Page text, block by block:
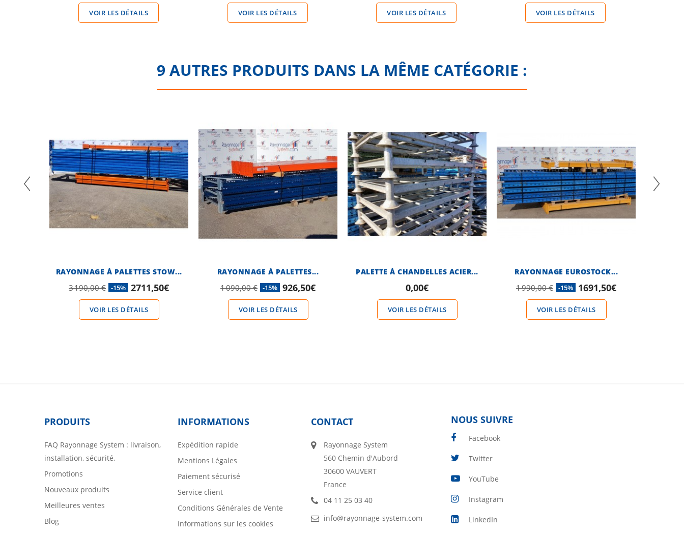
VOIR LES DÉTAILS VOIR LES DÉTAILS VOIR LES DÉTAILS VOIR LES DÉTAILS
9 AUTRES PRODUITS DANS LA MÊME CATÉGORIE :
RAYONNAGE À PALETTES STOW...
3 190,00 € -15% 2711,50€
VOIR LES DÉTAILS
RAYONNAGE À PALETTES...
1 090,00 € -15% 926,50€
VOIR LES DÉTAILS
PALETTE À CHANDELLES ACIER...
0,00€
VOIR LES DÉTAILS
RAYONNAGE EUROSTOCK...
1 990,00 € -15% 1691,50€
VOIR LES DÉTAILS
PRODUITS
FAQ Rayonnage System : livraison,
installation, sécurité,
Promotions
Nouveaux produits
Meilleures ventes
Blog
INFORMATIONS
Expédition rapide
Mentions Légales
Paiement sécurisé
Service client
Conditions Générales de Vente
Informations sur les cookies
CONTACT
Rayonnage System
560 Chemin d'Aubord
30600 VAUVERT
France
04 11 25 03 40
info@rayonnage-system.com
NOUS SUIVRE
Facebook
Twitter
YouTube
Instagram
LinkedIn